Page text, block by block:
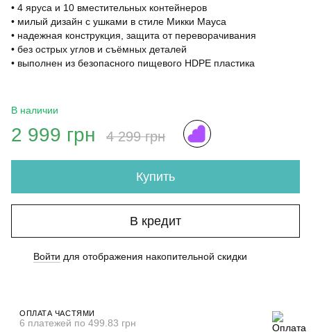
• 4 яруса и 10 вместительных контейнеров
• милый дизайн с ушками в стиле Микки Мауса
• надежная конструкция, защита от переворачивания
• без острых углов и съёмных деталей
• выполнен из безопасного пищевого HDPE пластика
В наличии
2 999 грн 4 299 грн
Купить
В кредит
Войти для отображения накопительной скидки
ОПЛАТА ЧАСТЯМИ
6 платежей по 499.83 грн